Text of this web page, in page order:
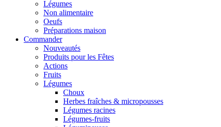
Légumes
Non alimentaire
Oeufs
Préparations maison
Commander
Nouveautés
Produits pour les Fêtes
Actions
Fruits
Légumes
Choux
Herbes fraîches & micropousses
Légumes racines
Légumes-fruits